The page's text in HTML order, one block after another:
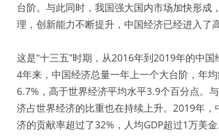
台阶。与此同时，我国强大国内市场加快形成
理，创新能力不断提升，中国经济已经进入了
这是“十三五”时期，从2016年到2019年的中国
4年来，中国经济总量一年上一个大台阶，年
6.7%，高于世界经济平均水平3.9个百分点。
济占世界经济的比重也在持续上升。2019年，
济的贡献率超过了32%，人均GDP超过1万美金